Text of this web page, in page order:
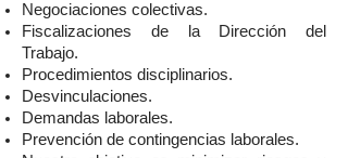
Negociaciones colectivas.
Fiscalizaciones de la Dirección del
Trabajo.
Procedimientos disciplinarios.
Desvinculaciones.
Demandas laborales.
Prevención de contingencias laborales.